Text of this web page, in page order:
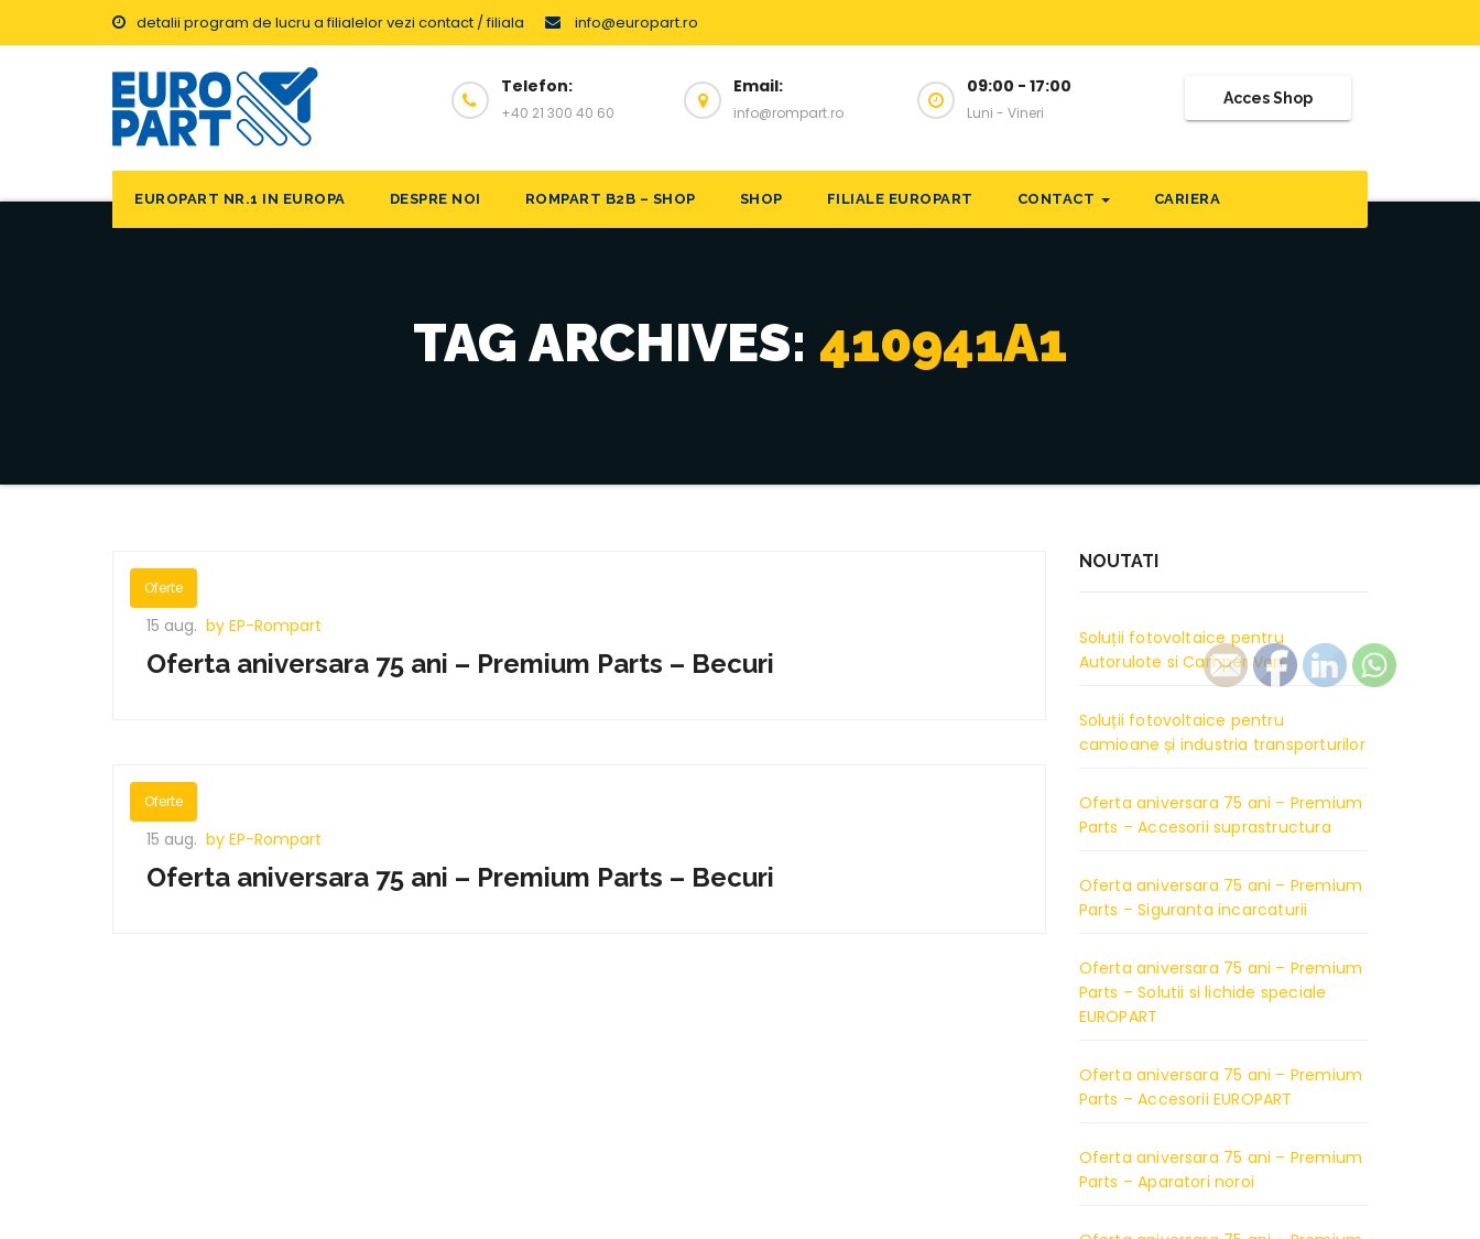
detalii program de lucru a filialelor vezi contact / filiala info@europart.ro
Telefon:
+40 21 300 40 60
Email:
info@rompart.ro
09:00 - 17:00
Luni - Vineri
Acces Shop
EUROPART NR.1 IN EUROPA DESPRE NOI ROMPART B2B – SHOP SHOP FILIALE EUROPART CONTACT CARIERA
TAG ARCHIVES: 410941A1
Oferte
15 aug. by EP-Rompart
Oferta aniversara 75 ani – Premium Parts – Becuri
Oferte
15 aug. by EP-Rompart
Oferta aniversara 75 ani – Premium Parts – Becuri
NOUTATI
Soluții fotovoltaice pentru
Autorulote si Camper Van
Soluții fotovoltaice pentru
camioane și industria transporturilor
Oferta aniversara 75 ani – Premium
Parts – Accesorii suprastructura
Oferta aniversara 75 ani – Premium
Parts – Siguranta incarcaturii
Oferta aniversara 75 ani – Premium
Parts – Solutii si lichide speciale
EUROPART
Oferta aniversara 75 ani – Premium
Parts – Accesorii EUROPART
Oferta aniversara 75 ani – Premium
Parts – Aparatori noroi